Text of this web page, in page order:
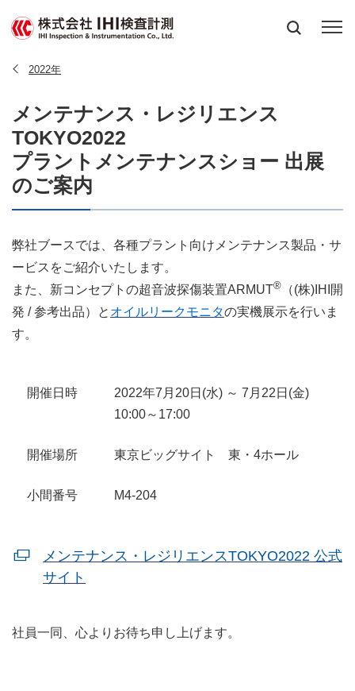
2022年
メンテナンス・レジリエンス
TOKYO2022
プラントメンテナンスショー 出展
のご案内
弊社ブースでは、各種プラント向けメンテナンス製品・サ
ービスをご紹介いたします。
また、新コンセプトの超音波探傷装置ARMUT® （(株)IHI開
発 / 参考出品）と オイルリークモニタの実機展示を行いま
す。
開催日時
2022年7月20日(水) ～ 7月22日(金)
10:00～17:00
開催場所 東京ビッグサイト 東・4ホール
小間番号 M4-204
メンテナンス・レジリエンスTOKYO2022 公式
サイト
社員一同、心よりお待ち申し上げます。